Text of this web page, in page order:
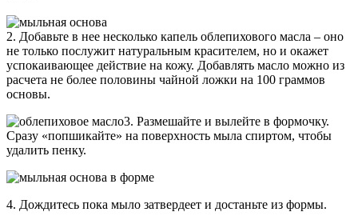
2. Добавьте в нее несколько капель облепихового масла – оно
не только послужит натуральным красителем, но и окажет
успокаивающее действие на кожу. Добавлять масло можно из
расчета не более половины чайной ложки на 100 граммов
основы.
3. Размешайте и вылейте в формочку.
Сразу «попшикайте» на поверхность мыла спиртом, чтобы
удалить пенку.
4. Дождитесь пока мыло затвердеет и достаньте из формы.